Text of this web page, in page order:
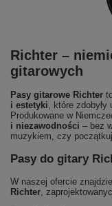
Richter –
gitarowych
Pasy gitarowe Richter
i estetyki, które zdobyły
Produkowane w
i niezawodności – bez
muzykiem, czy
Pasy do gitary
W naszej ofercie
Richter,